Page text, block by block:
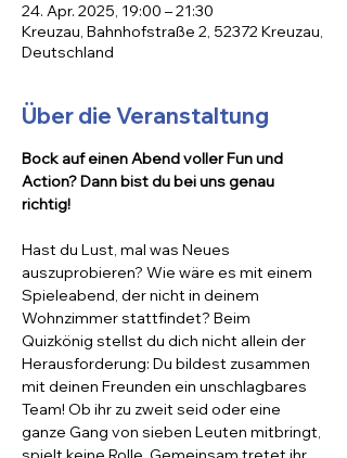
24. Apr. 2025, 19:00 – 21:30
Kreuzau, Bahnhofstraße 2, 52372 Kreuzau,
Deutschland
Über die Veranstaltung
Bock auf einen Abend voller Fun und
Action? Dann bist du bei uns genau
richtig!
Hast du Lust, mal was Neues
auszuprobieren? Wie wäre es mit einem
Spieleabend, der nicht in deinem
Wohnzimmer stattfindet? Beim
Quizkönig stellst du dich nicht allein der
Herausforderung: Du bildest zusammen
mit deinen Freunden ein unschlagbares
Team! Ob ihr zu zweit seid oder eine
ganze Gang von sieben Leuten mitbringt,